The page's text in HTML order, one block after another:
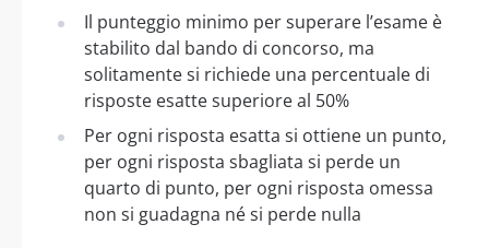
Il punteggio minimo per superare l’esame è
stabilito dal bando di concorso, ma
solitamente si richiede una percentuale di
risposte esatte superiore al 50%
Per ogni risposta esatta si ottiene un punto,
per ogni risposta sbagliata si perde un
quarto di punto, per ogni risposta omessa
non si guadagna né si perde nulla